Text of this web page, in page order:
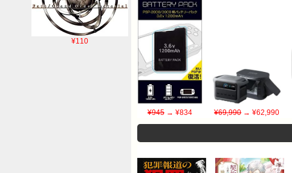
¥110
¥945 → ¥834 ¥69,990→ ¥62,990